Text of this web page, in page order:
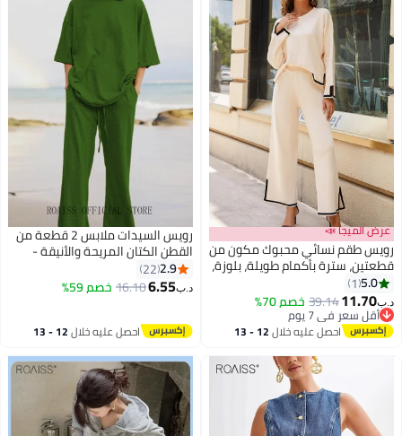
عرض الميجا 📣
رويس طقم نسائي محبوك مكون من
قطعتين، سترة بأكمام طويلة، بلوزة،
بنطلون واسع الساق، بدلة رياضية،
طقم صالة، رقبة دائرية، غير منتظم،
حواف سوداء، طقم صغير من
قطعتين للسيدات، لون مشمشي
5.0
1
د.ب‏11.70
39.14خصم 70%
أقل سعر في 7 يوم
أقل سعر في 7 يوماحصل عليه خلال 12 - 13
رويس السيدات ملابس 2 قطعة من
القطن الكتان المريحة والأنيقة -
قميص قصير الأكمام وبنطال واسع
الساقين مع حزام للاستخدام اليومي
والترفيه، بتصميم فضفاض بسيط.
2.9
22
د.ب‏6.55
16.10خصم 59%
احصل عليه خلال 12 - 13